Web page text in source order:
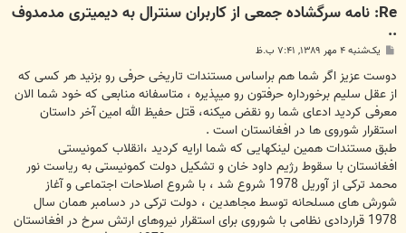
Re: نامه سرگشاده جمعی از کاربران سنترال به دیمیتری مدمدوف
..
پ
ت
یک‌شنبه ۴ مهر ۱۳۸۹, ۷:۴۱ ب.ظ
دوست عزیز اگر شما هم براساس مستندات تاریخی حرفی رو بزنید هر کسی که
از عقل سلیم برخورداره حرفتون رو میپذیره ، متاسفانه منابعی که خود شما الان
معرفی کردید ادعای شما رو نقض میکنه، قتل حفیظ الله امین آخر داستان
استقرار شوروی ها در افغانستان است .
طبق مستندات همین لینکهایی که شما ارایه کردید ،انقلاب کمونیستی
افغانستان با سقوط رژیم داود خان و تشکیل دولت کمونیستی به ریاست نور
محمد ترکی از آوریل 1978 شروع شد ، با شروع اصلاحات اجتماعی و آغاز
شورش های مسلحانه توسط مجاهدین ، دولت ترکی در دسامبر همان سال
1978 قراردادی نظامی با شوروی برای استقرار نیروهای ارتش سرخ در افغانستان